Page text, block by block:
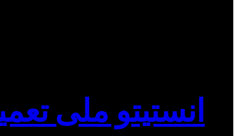
انستیتو ملی